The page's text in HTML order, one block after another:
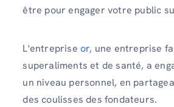
être pour engager votre public
L'entreprise or, une entreprise
superaliments et de santé, a
un niveau personnel, en
des coulisses des fondateurs.